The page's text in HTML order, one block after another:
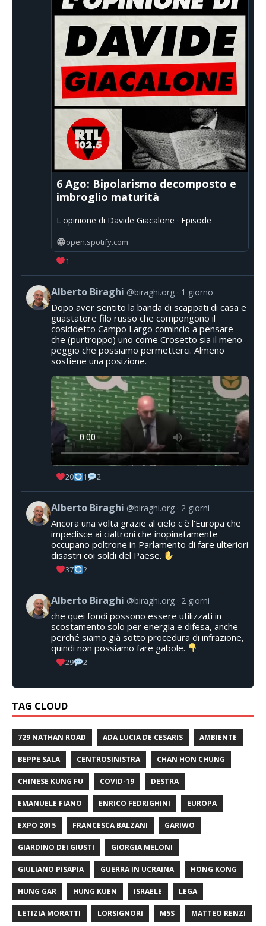
6 Ago: Bipolarismo decomposto e
imbroglio maturità
L'opinione di Davide Giacalone · Episode
open.spotify.com
1
Alberto Biraghi @biraghi.org 1 giorno
Dopo aver sentito la banda di scappati di casa e
guastatore filo russo che compongono il
cosiddetto Campo Largo comincio a pensare
che (purtroppo) uno come Crosetto sia il meno
peggio che possiamo permetterci. Almeno
sostiene una posizione.
20 1 2
Alberto Biraghi @biraghi.org 2 giorni
Ancora una volta grazie al cielo c'è l'Europa che
impedisce ai cialtroni che inopinatamente
occupano poltrone in Parlamento di fare ulteriori
disastri coi soldi del Paese.
37 2
Alberto Biraghi @biraghi.org 2 giorni
che quei fondi possono essere utilizzati in
scostamento solo per energia e difesa, anche
perché siamo già sotto procedura di infrazione,
quindi non possiamo fare gabole.
29 2
TAG CLOUD
729 NATHAN ROAD ADA LUCIA DE CESARIS AMBIENTE
BEPPE SALA CENTROSINISTRA CHAN HON CHUNG
CHINESE KUNG FU COVID-19 DESTRA
EMANUELE FIANO ENRICO FEDRIGHINI EUROPA
EXPO 2015 FRANCESCA BALZANI GARIWO
GIARDINO DEI GIUSTI GIORGIA MELONI
GIULIANO PISAPIA GUERRA IN UCRAINA HONG KONG
HUNG GAR HUNG KUEN ISRAELE LEGA
LETIZIA MORATTI LORSIGNORI M5S MATTEO RENZI